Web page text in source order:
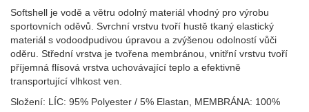
Softshell je vodě a větru odolný materiál vhodný pro výrobu
sportovních oděvů. Svrchní vrstvu tvoří hustě tkaný elastický
materiál s vodoodpudivou úpravou a zvýšenou odolností vůči
oděru. Střední vrstva je tvořena membránou, vnitřní vrstvu tvoří
příjemná flísová vrstva uchovávající teplo a efektivně
transportující vlhkost ven.
Složení: LÍC: 95% Polyester / 5% Elastan, MEMBRÁNA: 100%